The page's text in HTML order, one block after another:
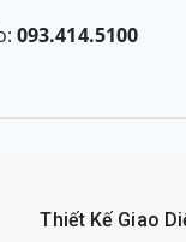
093.414.5100
Thiết Kế Giao